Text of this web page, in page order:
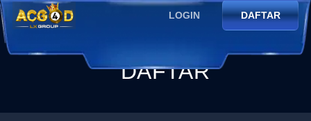
LOGIN DAFTAR
DAFTAR